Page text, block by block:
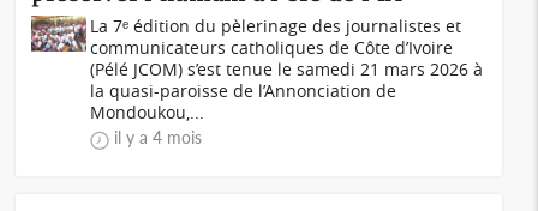
La 7ᵉ édition du pèlerinage des journalistes et
communicateurs catholiques de Côte d’Ivoire
(Pélé JCOM) s’est tenue le samedi 21 mars 2026 à
la quasi-paroisse de l’Annonciation de
Mondoukou,...
il y a 4 mois